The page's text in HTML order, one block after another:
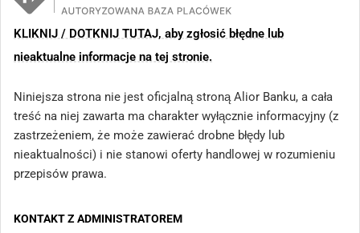
KLIKNIJ / DOTKNIJ TUTAJ, aby zgłosić błędne lub
nieaktualne informacje na tej stronie.
Niniejsza strona nie jest oficjalną stroną Alior Banku, a cała
treść na niej zawarta ma charakter wyłącznie informacyjny (z
zastrzeżeniem, że może zawierać drobne błędy lub
nieaktualności) i nie stanowi oferty handlowej w rozumieniu
przepisów prawa.
KONTAKT Z ADMINISTRATOREM